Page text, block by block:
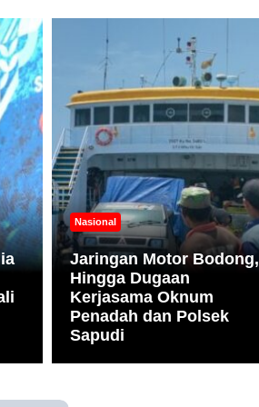
Nasional
Jaringan Motor Bodong,
Hingga Dugaan
Kerjasama Oknum
Penadah dan Polsek
Sapudi